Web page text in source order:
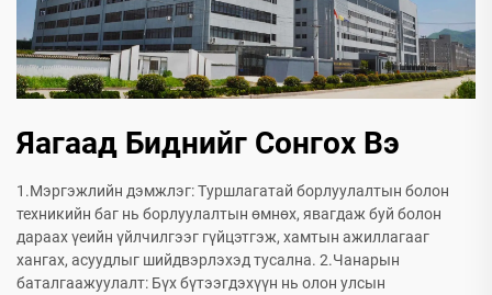
Яагаад Биднийг Сонгох Вэ
1.Мэргэжлийн дэмжлэг: Туршлагатай борлуулалтын болон
техникийн баг нь борлуулалтын өмнөх, явагдаж буй болон
дараах үеийн үйлчилгээг гүйцэтгэж, хамтын ажиллагааг
хангах, асуудлыг шийдвэрлэхэд тусална. 2.Чанарын
баталгаажуулалт: Бүх бүтээгдэхүүн нь олон улсын